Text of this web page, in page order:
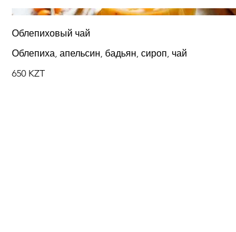
Облепиховый чай
Облепиха, апельсин, бадьян, сироп, чай
650 KZT